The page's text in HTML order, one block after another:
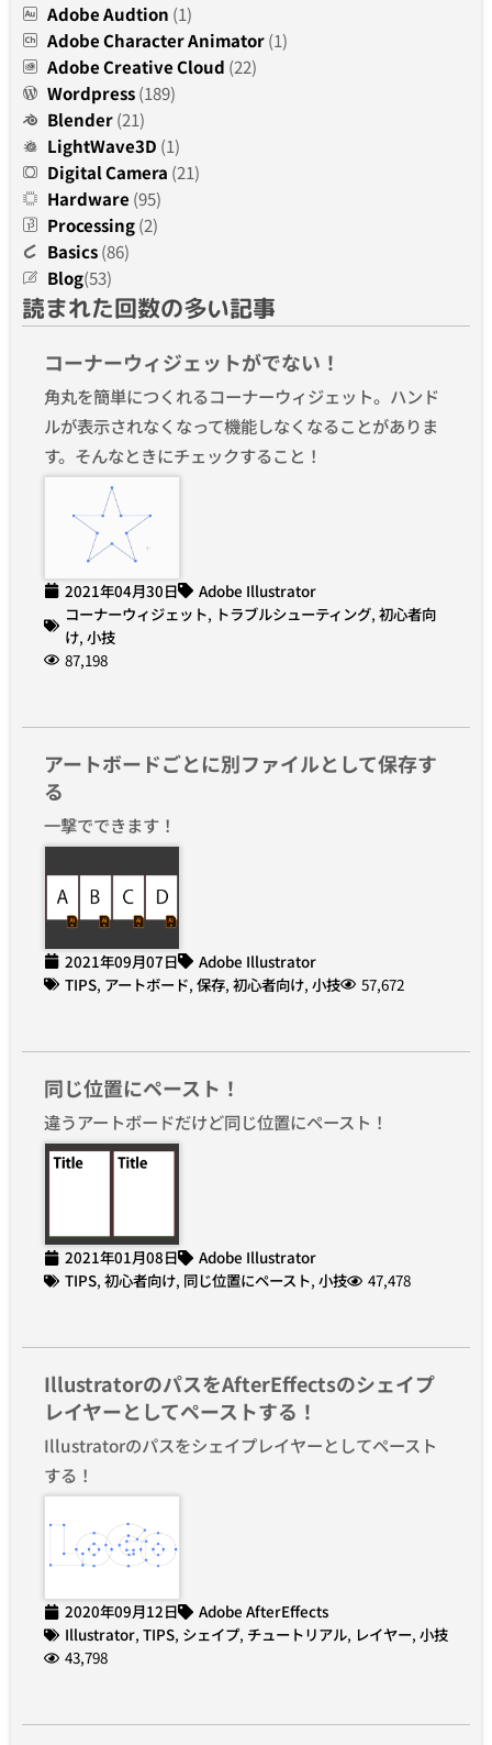
Adobe Audtion (1)
Adobe Character Animator(1)
Adobe Creative Cloud (22)
Wordpress(189)
Blender(21)
LightWave3D (1)
Digital Camera (21)
Hardware (95)
Processing(2)
Basics(86)
Blog(53)
読まれた回数の多い記事
コーナーウィジェットがでない！
角丸を簡単につくれるコーナーウィジェット。ハンド
ルが表示されなくなって機能しなくなることがありま
す。そんなときにチェックすること！
2021年04月30日
Adobe Illustrator
コーナーウィジェット, トラブルシューティング, 初心者向
け, 小技
87,198
アートボードごとに別ファイルとして保存す
る
一撃でできます！
2021年09月07日
Adobe Illustrator
TIPS, アートボード, 保存, 初心者向け, 小技 57,672
同じ位置にペースト！
違うアートボードだけど同じ位置にペースト！
2021年01月08日
Adobe Illustrator
TIPS, 初心者向け, 同じ位置にペースト, 小技 47,478
IllustratorのパスをAfterEffectsのシェイプ
レイヤーとしてペーストする！
Illustratorのパスをシェイプレイヤーとしてペースト
する！
2020年09月12日
Adobe AfterEffects
Illustrator, TIPS, シェイプ, チュートリアル, レイヤー, 小技
43,798